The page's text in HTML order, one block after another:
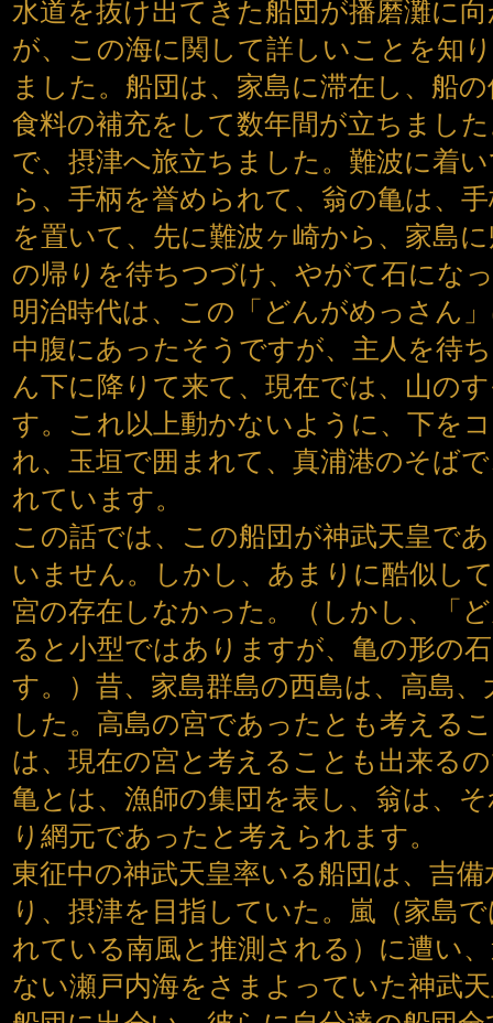
水道を抜け出てきた船団が播磨灘に
が、この海に関して詳しいことを知
ました。船団は、家島に滞在し、船
食料の補充をして数年間が立ちまし
で、摂津へ旅立ちました。難波に着
ら、手柄を誉められて、翁の亀は、
を置いて、先に難波ヶ崎から、家島
の帰りを待ちつづけ、やがて石にな
明治時代は、この「どんがめっさん
中腹にあったそうですが、主人を待
ん下に降りて来て、現在では、山の
す。これ以上動かないように、下を
れ、玉垣で囲まれて、真浦港のそば
れています。
この話では、この船団が神武天皇で
いません。しかし、あまりに酷似し
宮の存在しなかった。（しかし、「
ると小型ではありますが、亀の形の
す。）昔、家島群島の西島は、高島
した。高島の宮であったとも考える
は、現在の宮と考えることも出来る
亀とは、漁師の集団を表し、翁は、
り網元であったと考えられます。
東征中の神武天皇率いる船団は、吉
り、摂津を目指していた。嵐（家島
れている南風と推測される）に遭い
ない瀬戸内海をさまよっていた神武